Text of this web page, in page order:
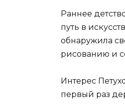
Раннее
путь в
обнаружила
рисованию и
Интерес
первый раз